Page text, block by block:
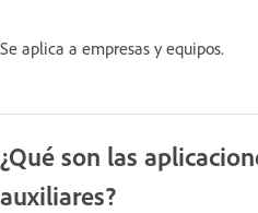
Se aplica a empresas y equipos.
¿Qué son las
auxiliares?